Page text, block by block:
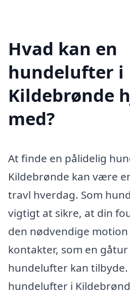
Hvad kan en
hundelufter i
Kildebrønde
med?
At finde en pålidelig
Kildebrønde kan være
travl hverdag. Som
vigtigt at sikre, at din
den nødvendige motion
kontakter, som en
hundelufter kan
hundelufter i